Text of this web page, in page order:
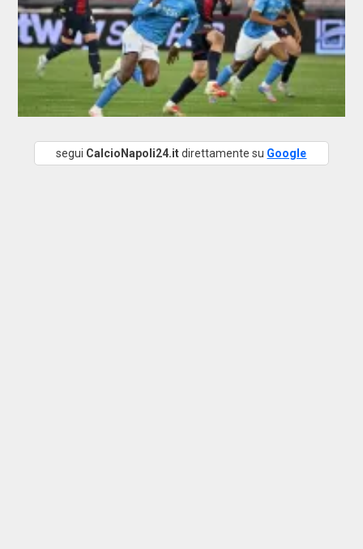
segui CalcioNapoli24.itdirettamente su Google